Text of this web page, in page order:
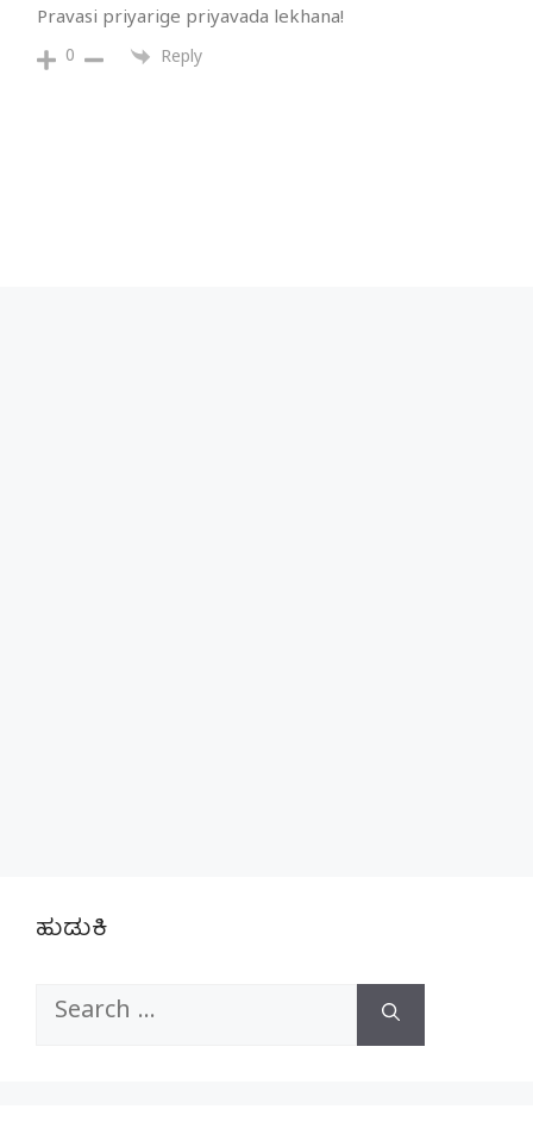
Pravasi priyarige priyavada lekhana!
0 Reply
ಹುಡುಕಿ
Search